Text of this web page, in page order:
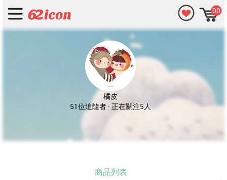
00
橘皮
51位追隨者 · 正在關注5人
商品列表